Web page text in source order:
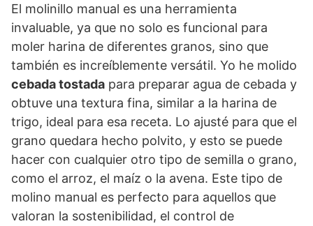
El molinillo manual es una herramienta
invaluable, ya que no solo es funcional para
moler harina de diferentes granos, sino que
también es increíblemente versátil. Yo he molido
cebada tostada para preparar agua de cebada y
obtuve una textura fina, similar a la harina de
trigo, ideal para esa receta. Lo ajusté para que el
grano quedara hecho polvito, y esto se puede
hacer con cualquier otro tipo de semilla o grano,
como el arroz, el maíz o la avena. Este tipo de
molino manual es perfecto para aquellos que
valoran la sostenibilidad, el control de